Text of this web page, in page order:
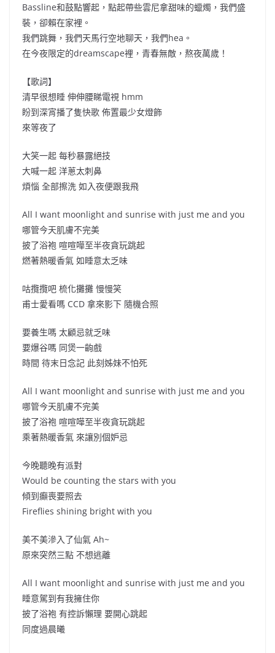
Bassline和鼓點響起，點起帶些雲尼拿甜味的蠟燭，我們盛
裝，卻賴在家裡。
我們跳舞，我們天馬行空地聊天，我們hea。
在今夜限定的dreamscape裡，青春無敵，熬夜萬歲！
【歌詞】
清早很想睡 伸伸腰睇電視 hmm
盼到深宵播了隻快歌 佈置最少女燈飾
來等夜了
大笑一起 每秒暴露絕技
大喊一起 洋蔥太刺鼻
煩惱 全部擦洗 如入夜便跟我飛
All I want moonlight and sunrise with just me and you
哪管今天肌膚不完美
披了浴袍 喧喧嘩至半夜貪玩跳起
燃著熱暖香氣 如睡意太乏味
咕攬攬吧 梳化攤攤 慢慢笑
甫士愛看嗎 CCD 拿來影下 隨機合照
要養生嗎 太顧忌就乏味
要爆谷嗎 同煲一齣戲
時間 待末日念記 此刻姊妹不怕死
All I want moonlight and sunrise with just me and you
哪管今天肌膚不完美
披了浴袍 喧喧嘩至半夜貪玩跳起
乘著熱暖香氣 來讓別個妒忌
今晚聽晚有派對
Would be counting the stars with you
傾到癲喪要照去
Fireflies shining bright with you
美不美滲入了仙氣 Ah~
原來突然三點 不想逃離
All I want moonlight and sunrise with just me and you
睡意駕到有我擁住你
披了浴袍 有控訴懶理 要開心跳起
同度過晨曦